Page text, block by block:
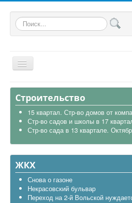
Искать...
Общая
В районе
Строительство
Транспорт
Экология
Политика
Строительство
15 квартал. Стр-во домов от
Стр-во садов и школы в 17
Стр-во сада в 13 квартале.
ЖКХ
Снова о газоне
Некрасовский бульвар
Переход на 2-й Вольской